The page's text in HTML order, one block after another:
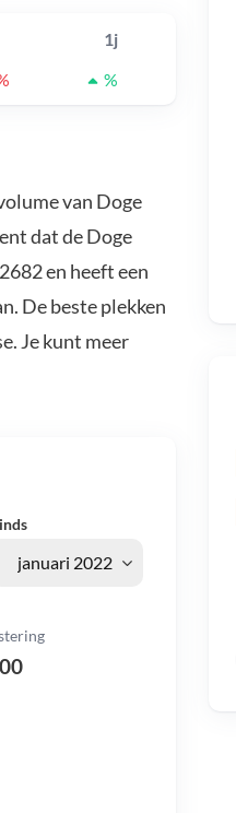
1j
%
van Doge
dat de Doge
en heeft een
De beste plekken
Je kunt meer